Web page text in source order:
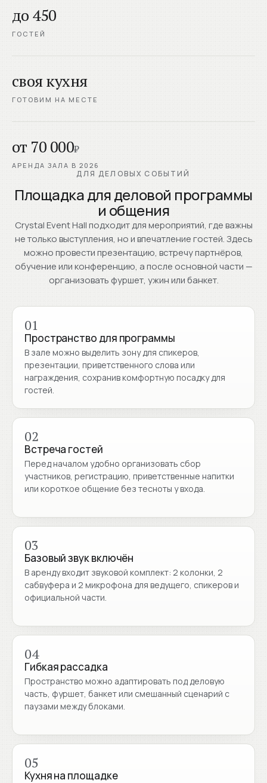
до 450
ГОСТЕЙ
своя кухня
ГОТОВИМ НА МЕСТЕ
от 70 000₽
АРЕНДА ЗАЛА В 2026
ДЛЯ ДЕЛОВЫХ СОБЫТИЙ
Площадка для деловой программы
и общения
Crystal Event Hall подходит для мероприятий, где важны
не только выступления, но и впечатление гостей. Здесь
можно провести презентацию, встречу партнёров,
обучение или конференцию, а после основной части —
организовать фуршет, ужин или банкет.
01
Пространство для программы
В зале можно выделить зону для спикеров,
презентации, приветственного слова или
награждения, сохранив комфортную посадку для
гостей.
02
Встреча гостей
Перед началом удобно организовать сбор
участников, регистрацию, приветственные напитки
или короткое общение без тесноты у входа.
03
Базовый звук включён
В аренду входит звуковой комплект: 2 колонки, 2
сабвуфера и 2 микрофона для ведущего, спикеров и
официальной части.
04
Гибкая рассадка
Пространство можно адаптировать под деловую
часть, фуршет, банкет или смешанный сценарий с
паузами между блоками.
05
Кухня на площадке